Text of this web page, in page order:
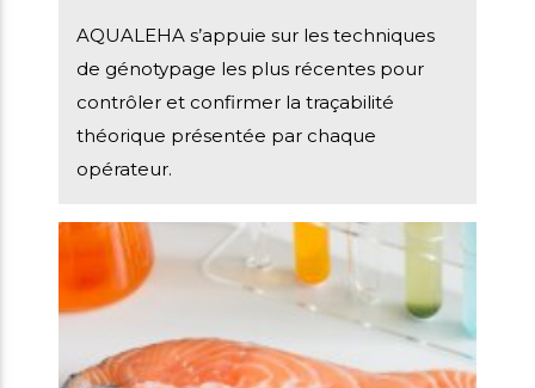
AQUALEHA s’appuie sur les techniques
de génotypage les plus récentes pour
contrôler et confirmer la traçabilité
théorique présentée par chaque
opérateur.